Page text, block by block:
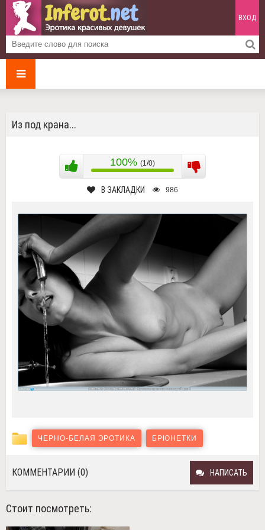
ВХОД
Из под крана...
100% (1/0)
В ЗАКЛАДКИ 986
ЧЕРНО-БЕЛАЯ ЭРОТИКА БРЮНЕТКИ
КОММЕНТАРИИ (0) НАПИСАТЬ
Стоит посмотреть: